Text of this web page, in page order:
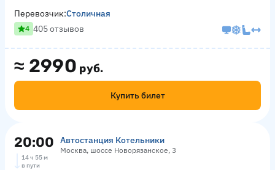
≈ 2990 руб.
Купить билет
Перевозчик:Столичная
4 405 отзывов
20:00 Автостанция Котельники
Москва, шоссе Новорязанское, 3
14 ч 55 м
в пути